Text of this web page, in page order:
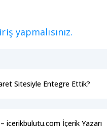
yapmalısınız.
Sitesiyle Entegre Ettik?
icerikbulutu.com İçerik Yazarı